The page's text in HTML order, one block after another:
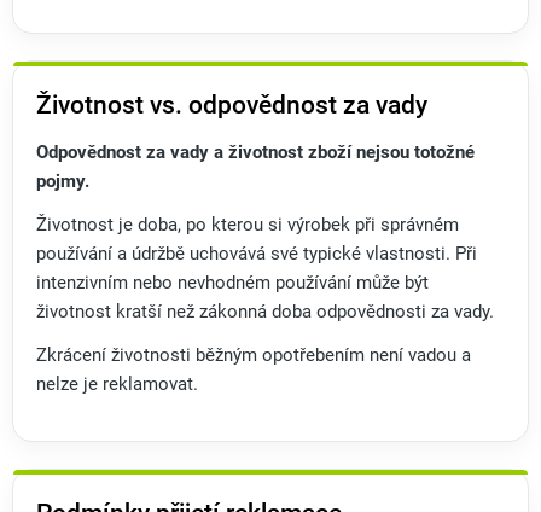
Životnost vs. odpovědnost za vady
Odpovědnost za vady a životnost zboží nejsou totožné
pojmy.
Životnost je doba, po kterou si výrobek při správném
používání a údržbě uchovává své typické vlastnosti. Při
intenzivním nebo nevhodném používání může být
životnost kratší než zákonná doba odpovědnosti za vady.
Zkrácení životnosti běžným opotřebením není vadou a
nelze je reklamovat.